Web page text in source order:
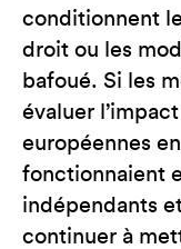
conditionnent
droit ou les
bafoué. Si les
évaluer
européennes
fonctionnaient
indépendants
continuer à